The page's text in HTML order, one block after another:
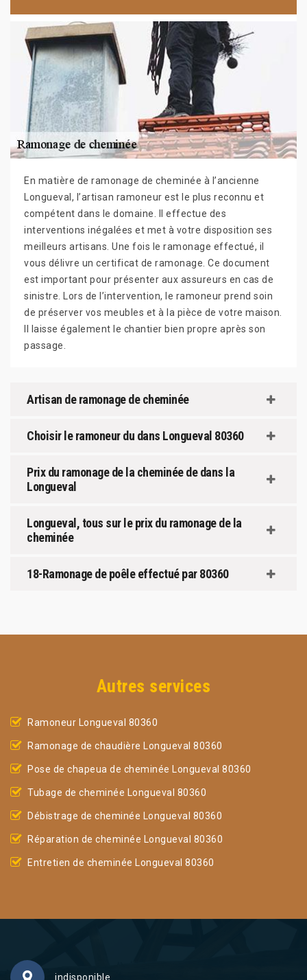
En matière de ramonage de cheminée à l’ancienne
Longueval, l’artisan ramoneur est le plus reconnu et
compétent dans le domaine. Il effectue des
interventions inégalées et met à votre disposition ses
meilleurs artisans. Une fois le ramonage effectué, il
vous délivre un certificat de ramonage. Ce document
est important pour présenter aux assureurs en cas de
sinistre. Lors de l’intervention, le ramoneur prend soin
de préserver vos meubles et à la pièce de votre maison.
Il laisse également le chantier bien propre après son
passage.
Artisan de ramonage de cheminée
Choisir le ramoneur du dans Longueval 80360
Prix du ramonage de la cheminée de dans la
Longueval
Longueval, tous sur le prix du ramonage de la
cheminée
18-Ramonage de poêle effectué par 80360
Autres services
Ramoneur Longueval 80360
Ramonage de chaudière Longueval 80360
Pose de chapeua de cheminée Longueval 80360
Tubage de cheminée Longueval 80360
Débistrage de cheminée Longueval 80360
Réparation de cheminée Longueval 80360
Entretien de cheminée Longueval 80360
indisponible